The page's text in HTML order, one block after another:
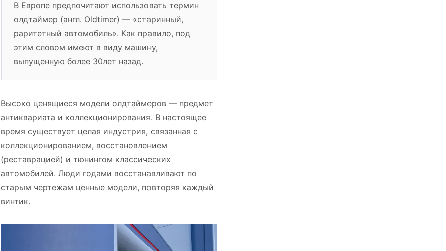
В Европе предпочитают использовать термин
олдтаймер (англ. Oldtimer) — «старинный,
раритетный автомобиль». Как правило, под
этим словом имеют в виду машину,
выпущенную более 30лет назад.
Высоко ценящиеся модели олдтаймеров — предмет
антиквариата и коллекционирования. В настоящее
время существует целая индустрия, связанная с
коллекционированием, восстановлением
(реставрацией) и тюнингом классических
автомобилей. Люди годами восстанавливают по
старым чертежам ценные модели, повторяя каждый
винтик.